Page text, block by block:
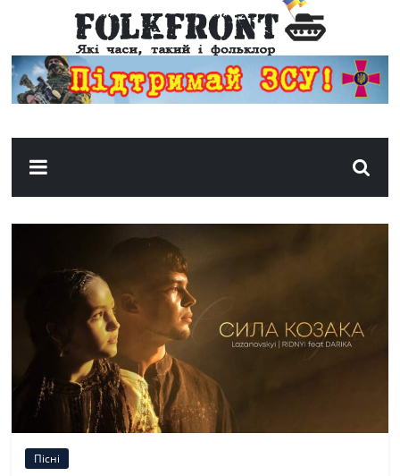
Фольк
Фронт
Пісні
періоду
української
Пісні